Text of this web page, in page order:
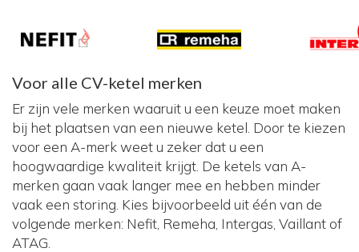
Voor alle CV-ketel merken
Er zijn vele merken waaruit u een keuze moet maken
bij het plaatsen van een nieuwe ketel. Door te kiezen
voor een A-merk weet u zeker dat u een
hoogwaardige kwaliteit krijgt. De ketels van A-
merken gaan vaak langer mee en hebben minder
vaak een storing. Kies bijvoorbeeld uit één van de
volgende merken: Nefit, Remeha, Intergas, Vaillant of
ATAG.